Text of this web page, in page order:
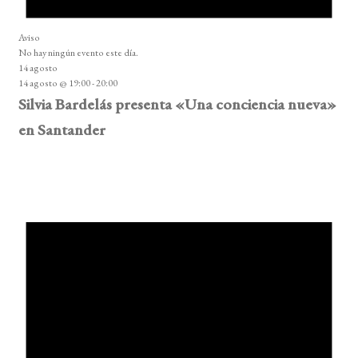
Aviso
No hay ningún evento este día.
14 agosto
14 agosto @ 19:00-20:00
Silvia Bardelás presenta «Una conciencia nueva»
en Santander